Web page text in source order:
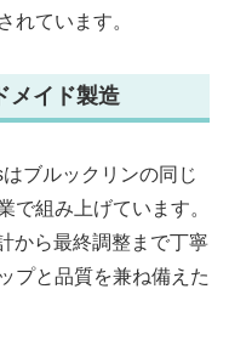
れています。
メイド製造
ブルックリンの同じ
で組み上げています。
から最終調整まで丁寧
プと品質を兼ね備えた